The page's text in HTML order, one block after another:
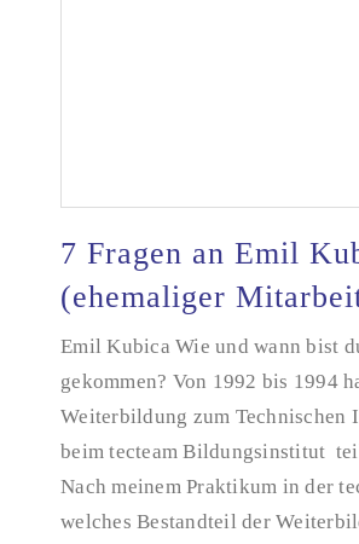
7 Fragen an Emil Kubica
7 Fragen an Emil
(ehemaliger
Emil Kubica Wie und wann bist
gekommen? Von 1992 bis 1994
Weiterbildung zum Technischen
beim tecteam Bildungsinstitut
Nach meinem Praktikum in der
welches Bestandteil der